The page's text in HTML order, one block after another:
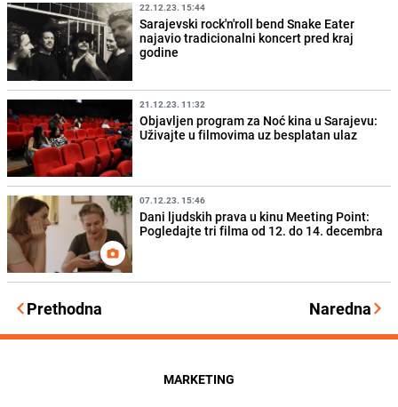
22.12.23. 15:44
Sarajevski rock'n'roll bend Snake Eater
najavio tradicionalni koncert pred kraj
godine
21.12.23. 11:32
Objavljen program za Noć kina u Sarajevu:
Uživajte u filmovima uz besplatan ulaz
07.12.23. 15:46
Dani ljudskih prava u kinu Meeting Point:
Pogledajte tri filma od 12. do 14. decembra
Prethodna Naredna
MARKETING